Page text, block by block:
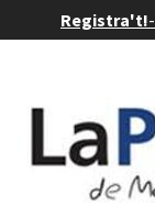
Registra't!-